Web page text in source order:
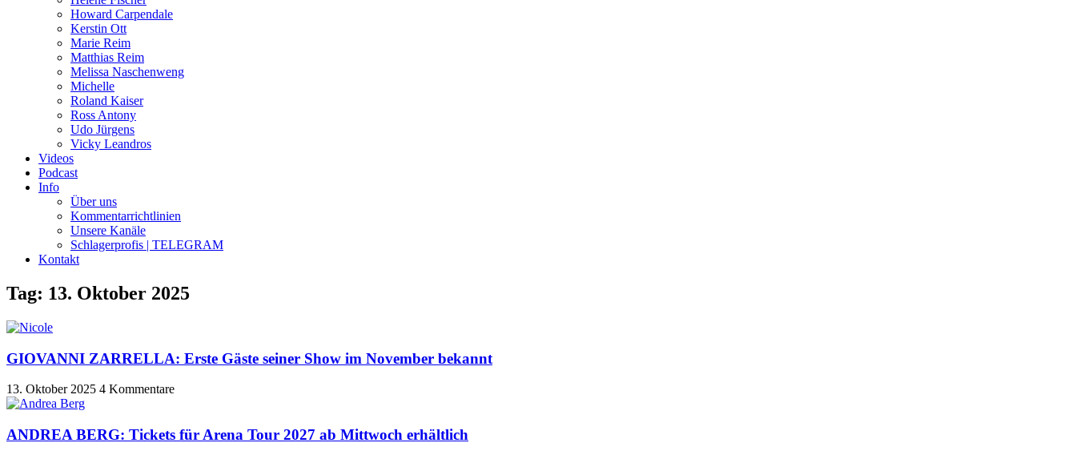
Howard Carpendale
Kerstin Ott
Marie Reim
Matthias Reim
Melissa Naschenweng
Michelle
Roland Kaiser
Ross Antony
Udo Jürgens
Vicky Leandros
Videos
Podcast
Info
Über uns
Kommentarrichtlinien
Unsere Kanäle
Schlagerprofis | TELEGRAM
Kontakt
Tag: 13. Oktober 2025
GIOVANNI ZARRELLA: Erste Gäste seiner Show im November bekannt
13. Oktober 2025 4 Kommentare
ANDREA BERG: Tickets für Arena Tour 2027 ab Mittwoch erhältlich